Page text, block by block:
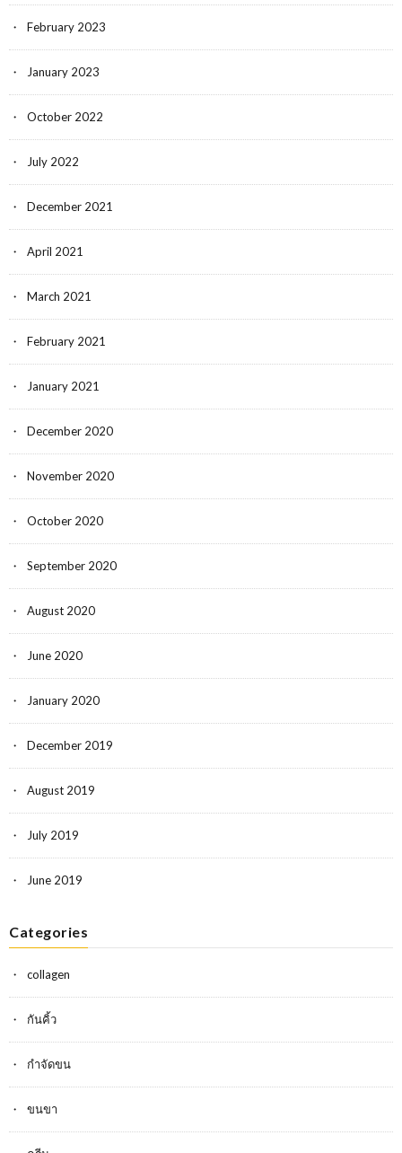
February 2023
January 2023
October 2022
July 2022
December 2021
April 2021
March 2021
February 2021
January 2021
December 2020
November 2020
October 2020
September 2020
August 2020
June 2020
January 2020
December 2019
August 2019
July 2019
June 2019
Categories
collagen
กันคิ้ว
กำจัดขน
ขนขา